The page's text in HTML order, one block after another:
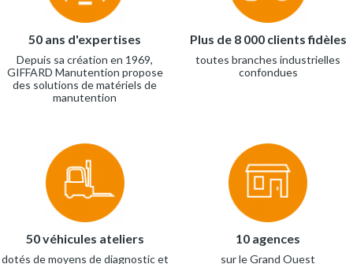
50 ans d'expertises
Depuis sa création en 1969,
GIFFARD Manutention propose
des solutions de matériels de
manutention
Plus de 8 000 clients fidèles
toutes branches industrielles
confondues
50 véhicules ateliers
dotés de moyens de diagnostic et
10 agences
sur le Grand Ouest